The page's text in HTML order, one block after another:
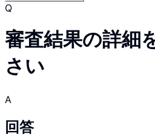
Q
審査結果の詳細
さい
A
回答